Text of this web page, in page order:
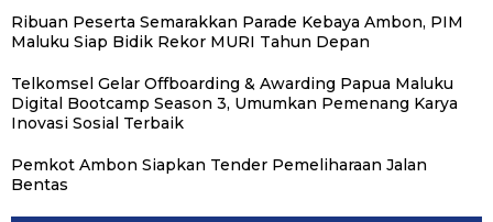
Ribuan Peserta Semarakkan Parade Kebaya Ambon, PIM
Maluku Siap Bidik Rekor MURI Tahun Depan
Telkomsel Gelar Offboarding & Awarding Papua Maluku
Digital Bootcamp Season 3, Umumkan Pemenang Karya
Inovasi Sosial Terbaik
Pemkot Ambon Siapkan Tender Pemeliharaan Jalan
Bentas